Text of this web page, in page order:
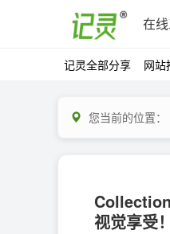
在
记灵全部分享 网站
您当前的位置：
视觉享受！ ​​​